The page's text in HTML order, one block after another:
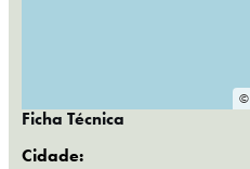
©
Ficha Técnica
Cidade: